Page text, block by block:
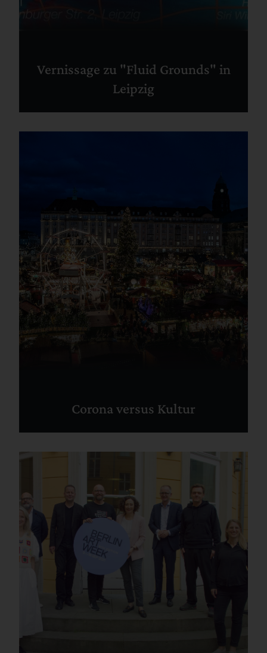
Vernissage zu "Fluid Grounds" in
Leipzig
Corona versus Kultur